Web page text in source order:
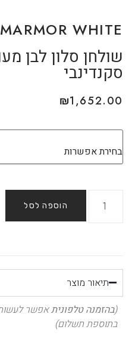
MARMOR WHITE
שולחן סלון לבן
סקנדינבי
₪1,652.00
הוספה לסל
תיאור מוצר
(בהזמנה טלפוניתאפשר
בתוספת תשלום)